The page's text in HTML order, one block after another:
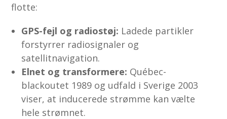
flotte:
GPS-fejl og radiostøj: Ladede partikler
forstyrrer radiosignaler og
satellitnavigation.
Elnet og transformere: Québec-
blackoutet 1989 og udfald i Sverige 2003
viser, at inducerede strømme kan vælte
hele strømnet.